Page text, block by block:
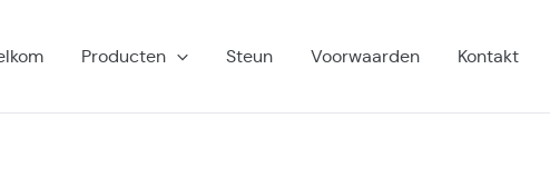
Producten Steun Voorwaarden Kontakt